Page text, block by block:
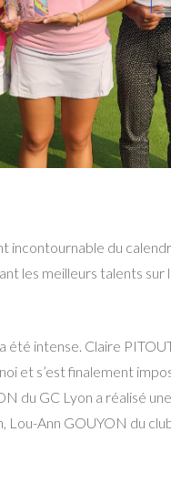
incontournable du
les meilleurs talents sur
été intense. Claire
et s’est finalement
du GC Lyon a réalisé
Lou-Ann GOUYON du